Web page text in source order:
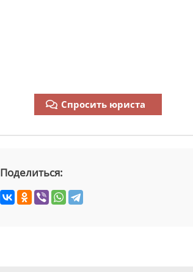
Спросить юриста
Поделиться: